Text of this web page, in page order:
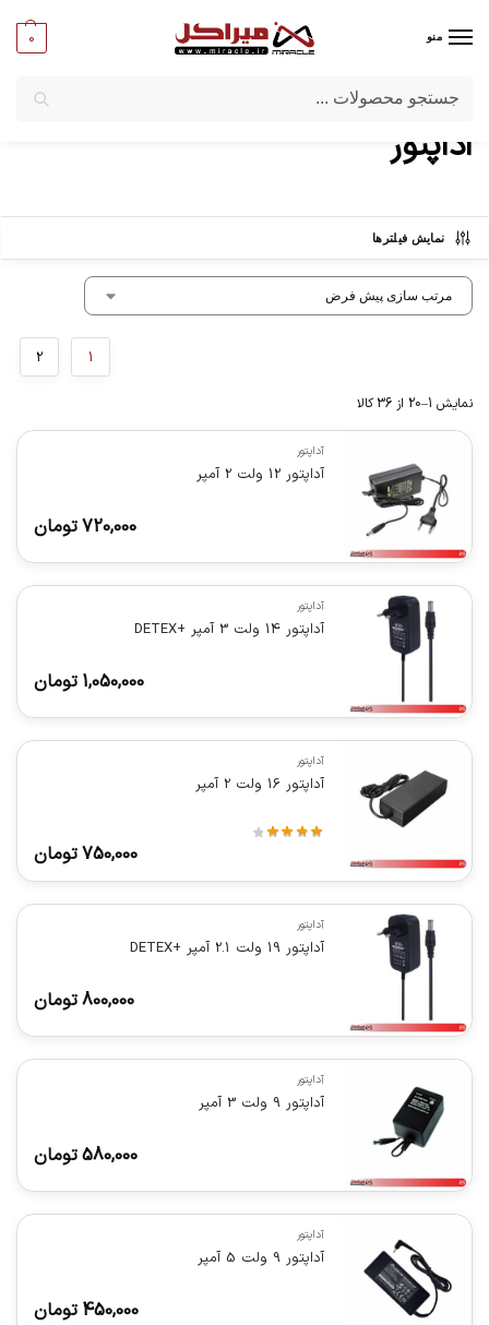
منو 0
میراکل/کامپیوتر/قطعات جانبی
آداپتور
نمایش فیلترها
نمایش 1–20 از 36 کالا
1
2
آداپتور
آداپتور 12 ولت 2 آمپر
720,000تومان
آداپتور
آداپتور 14 ولت 3 آمپر +DETEX
1,050,000 تومان
آداپتور
آداپتور 16 ولت 2 آمپر
750,000تومان
آداپتور
آداپتور 19 ولت 2.1 آمپر +DETEX
800,000تومان
آداپتور
آداپتور 9 ولت 3 آمپر
580,000تومان
آداپتور
آداپتور 9 ولت 5 آمپر
450,000 تومان